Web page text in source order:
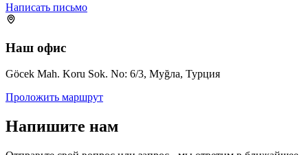
Написать письмо
Наш офис
Göcek Mah. Koru Sok. No: 6/3, Муğла, Турция
Проложить маршрут
Напишите нам